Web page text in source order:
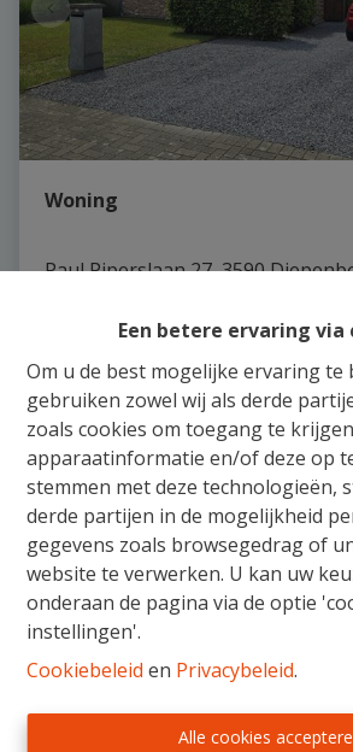
Een betere ervaring via
Om u de best mogelijke ervaring te
gebruiken zowel wij als derde
zoals cookies om toegang te
apparaatinformatie en/of deze op
stemmen met deze technologieën,
derde partijen in de mogelijkheid
gegevens zoals browsegedrag of
website te verwerken. U kan uw
onderaan de pagina via de optie
instellingen'.
Cookiebeleid en Privacybeleid.
Alle cookies
Woning
Paul Piperslaan 27, 3590
€ 525.000
5 1 2
Gratis Schatting
Ons verkoopsteam staat u bij met
voor de aankoop, verkoop, huur of
vastgoed. Wij begeleiden u van
van schatting tot notarieel schrijven
orde brengen van alle
formaliteiten. Wij adviseren en